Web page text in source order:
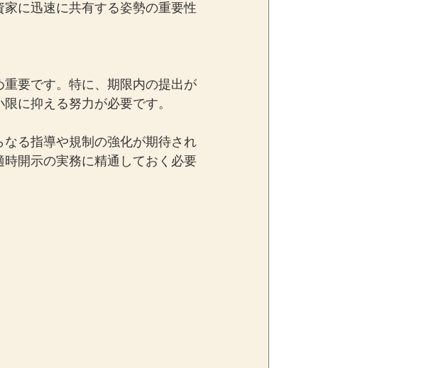
に迅速に共有する姿勢の重要性
要です。特に、期限内の提出が
に抑える努力が必要です。
る指導や規制の強化が期待され
開示の実務に精通しておく必要